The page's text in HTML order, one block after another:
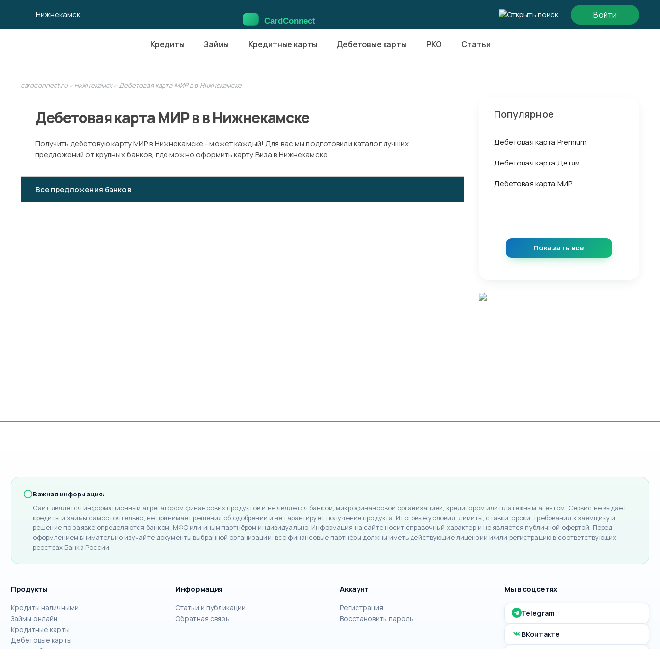
Нижнекамск Войти
Кредиты Займы Кредитные карты Дебетовые карты РКО Статьи
cardconnect.ru» Нижнекамск» Дебетовая карта МИР в в Нижнекамске
Дебетовая карта МИР в в Нижнекамске
Получить дебетовую карту МИР в Нижнекамске - может каждый! Для вас мы подготовили каталог лучших
предложений от крупных банков, где можно оформить карту Виза в Нижнекамске.
Все предложения банков
Популярное
Дебетовая карта Premium
Дебетовая карта Детям
Дебетовая карта МИР
Показать все
Важная информация:
Сайт является информационным агрегатором финансовых продуктов и не является банком, микрофинансовой организацией, кредитором или платёжным агентом. Сервис не выдаёт
кредиты и займы самостоятельно, не принимает решения об одобрении и не гарантирует получение продукта. Итоговые условия, лимиты, ставки, сроки, требования к заёмщику и
решение по заявке определяются банком, МФО или иным партнёром индивидуально. Информация на сайте носит справочный характер и не является публичной офертой. Перед
оформлением внимательно изучайте документы выбранной организации; все финансовые партнёры должны иметь действующие лицензии и/или регистрацию в соответствующих
реестрах Банка России.
Продукты
Кредиты наличными
Займы онлайн
Кредитные карты
Дебетовые карты
РКО для бизнеса
Информация
Статьи и публикации
Обратная связь
Аккаунт
Регистрация
Восстановить пароль
Мы в соцсетях
Telegram
ВКонтакте